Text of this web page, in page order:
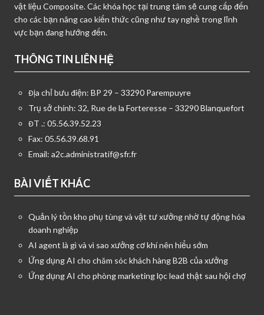
vật liệu Composite. Các khóa học tại trung tâm sẽ cung cấp đến
cho các bạn nâng cao kiến thức cũng như tay nghề trong lĩnh
vực bạn đang hướng đến.
THÔNG TIN LIÊN HỆ
Địa chỉ bưu điện: BP 29 – 33290 Parempuyre
Trụ sở chính: 32, Rue de la Forteresse – 33290 Blanquefort
ĐT .: 05.56.39.52.23
Fax: 05.56.39.68.91
Email: a2c.administratif@sfr.fr
BÀI VIẾT KHÁC
Quản lý tồn kho phụ tùng và vật tư xưởng nhờ tự động hóa
doanh nghiệp
AI agent là gì và vì sao xưởng cơ khí nên hiểu sớm
Ứng dụng AI cho chăm sóc khách hàng B2B của xưởng
Ứng dụng AI cho phòng marketing lọc lead thật sau hội chợ